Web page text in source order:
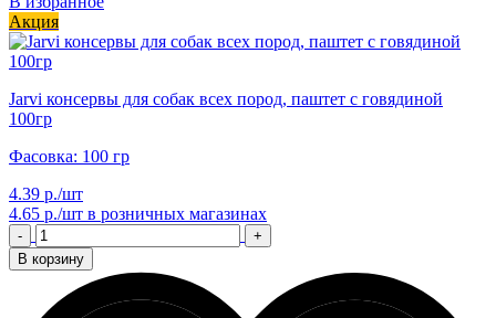
Акция
Jarvi консервы для собак всех пород, паштет с говядиной
100гр
Фасовка: 100 гр
4.39 р./шт
4.65 р./шт в розничных магазинах
-
+
В корзину